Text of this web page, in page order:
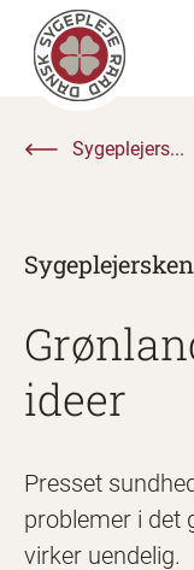
Sygeplejers...
Sygeplejersken
ideer
Presset
problemer i det
virker uendelig.